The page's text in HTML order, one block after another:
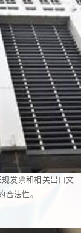
发票和相关出口文
合法性。